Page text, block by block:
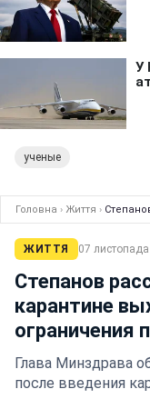
ученые
Головна › Життя ›
ЖИТТЯ 07
Степанов
карантине
ограничения
Глава Минздрава
после введения